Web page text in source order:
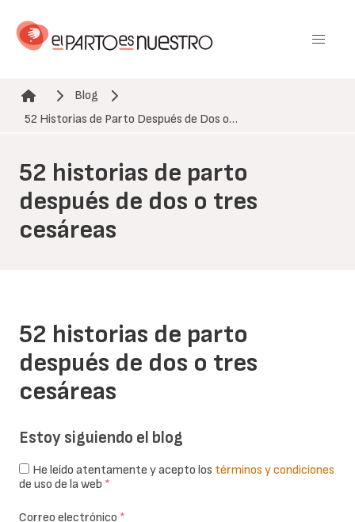
contenido
Ruta de navegación
Blog
52 Historias de Parto Después de Dos o…
52 historias de parto
después de dos o tres
cesáreas
52 historias de parto
después de dos o tres
cesáreas
Estoy siguiendo el blog
He leído atentamente y acepto los términos y condiciones
de uso de la web *
Correo electrónico *